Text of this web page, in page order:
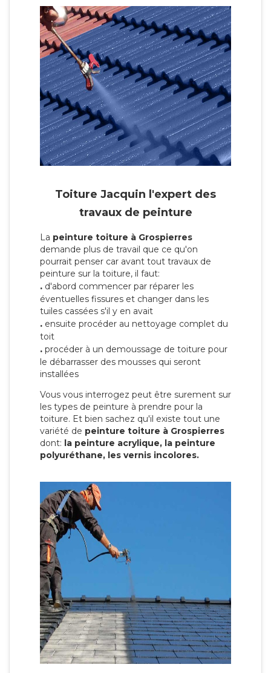
Toiture Jacquin l'expert des
travaux de peinture
La peinture toiture à Grospierres
demande plus de travail que ce qu'on
pourrait penser car avant tout travaux de
peinture sur la toiture, il faut:
. d'abord commencer par réparer les
éventuelles fissures et changer dans les
tuiles cassées s'il y en avait
. ensuite procéder au nettoyage complet du
toit
. procéder à un demoussage de toiture pour
le débarrasser des mousses qui seront
installées
Vous vous interrogez peut être surement sur
les types de peinture à prendre pour la
toiture. Et bien sachez qu'il existe tout une
variété de peinture toiture à Grospierres
dont: la peinture acrylique, la peinture
polyuréthane, les vernis incolores.